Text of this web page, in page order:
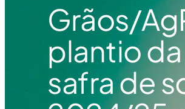
Grãos/
plantio da
safra de